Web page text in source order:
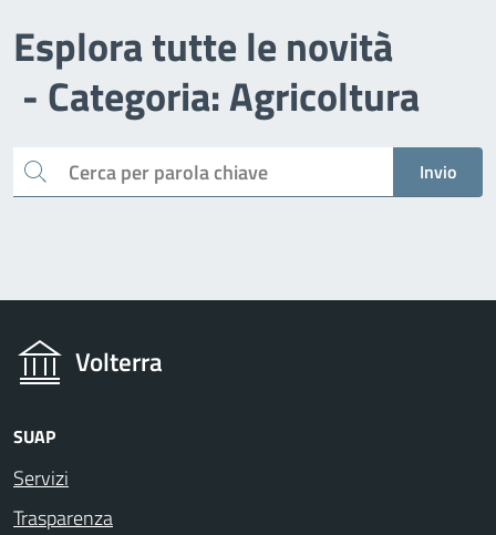
Esplora tutte le novità
- Categoria: Agricoltura
Cerca Invio
Volterra
SUAP
Servizi
Trasparenza